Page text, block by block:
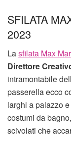
SFILATA
2023
Lasfilata Max
Direttore
intramontabile
passerella ecco
larghi a palazzo
costumi da bagno,
scivolati che